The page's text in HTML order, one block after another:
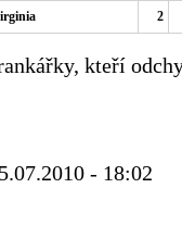
2
kteří
- 18:02